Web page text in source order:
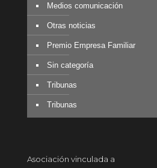
Medios comunicación
Otras noticias
Premio Empresa Familiar
Sin categoría
Tribunas
Tribunas
Asociación vinculada a